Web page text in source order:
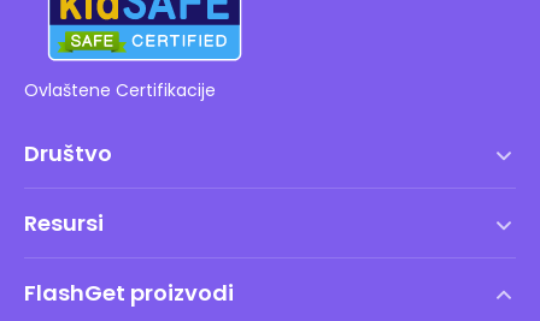
Ovlaštene Certifikacije
Društvo
DMCA politika
Resursi
FlashGet proizvodi